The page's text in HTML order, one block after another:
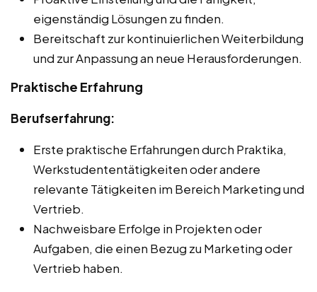
eigenständig Lösungen zu finden.
Bereitschaft zur kontinuierlichen Weiterbildung
und zur Anpassung an neue Herausforderungen.
Praktische Erfahrung
Berufserfahrung:
Erste praktische Erfahrungen durch Praktika,
Werkstudententätigkeiten oder andere
relevante Tätigkeiten im Bereich Marketing und
Vertrieb.
Nachweisbare Erfolge in Projekten oder
Aufgaben, die einen Bezug zu Marketing oder
Vertrieb haben.